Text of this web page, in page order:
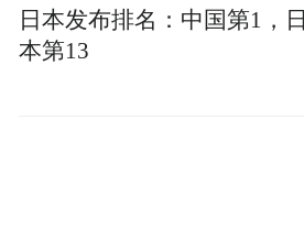
日本发布排名：中国第1，日
本第13